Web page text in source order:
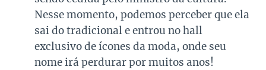
Nesse momento, podemos perceber que ela
sai do tradicional e entrou no hall
exclusivo de ícones da moda, onde seu
nome irá perdurar por muitos anos!